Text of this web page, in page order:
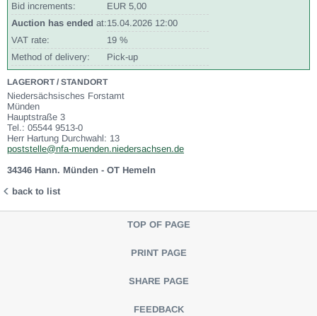
Bid increments:
EUR 5,00
Auction has ended at:15.04.2026 12:00
VAT rate:
19 %
Method of delivery:
Pick-up
LAGERORT / STANDORT
Niedersächsisches Forstamt
Münden
Hauptstraße 3
Tel.: 05544 9513-0
Herr Hartung Durchwahl: 13
poststelle@nfa-muenden.niedersachsen.de
34346 Hann. Münden - OT Hemeln
back to list
TOP OF PAGE
PRINT PAGE
SHARE PAGE
FEEDBACK